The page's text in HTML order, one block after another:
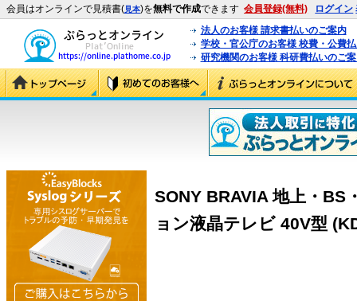
会員はオンラインで見積書(見本)を無料で作成できます 会員登録(無料) ログイン
法人のお客様 請求書払いのご案内
学校・官公庁のお客様 校費・公費
研究機関のお客様 科研費払いのご
SONY BRAVIA 地上・BS
ョン液晶テレビ 40V型